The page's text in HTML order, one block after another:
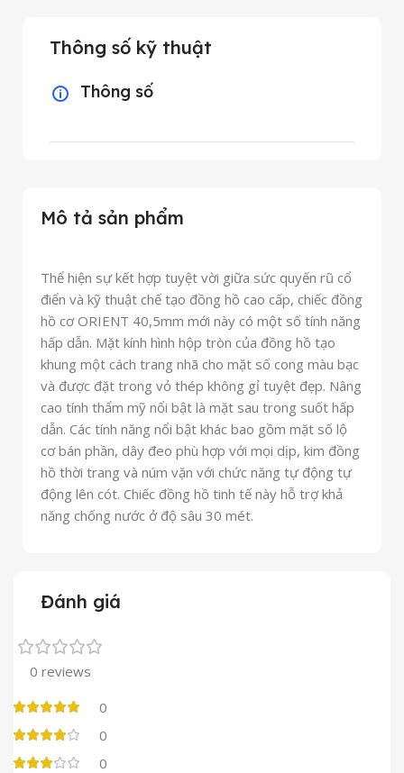
Mô tả sản phẩm
Thể hiện sự kết hợp tuyệt vời giữa sức quyến rũ cổ
điển và kỹ thuật chế tạo đồng hồ cao cấp, chiếc đồng
hồ cơ ORIENT 40,5mm mới này có một số tính năng
hấp dẫn. Mặt kính hình hộp tròn của đồng hồ tạo
khung một cách trang nhã cho mặt số cong màu bạc
và được đặt trong vỏ thép không gỉ tuyệt đẹp. Nâng
cao tính thẩm mỹ nổi bật là mặt sau trong suốt hấp
dẫn. Các tính năng nổi bật khác bao gồm mặt số lộ
cơ bán phần, dây đeo phù hợp với mọi dịp, kim đồng
hồ thời trang và núm vặn với chức năng tự động tự
động lên cót. Chiếc đồng hồ tinh tế này hỗ trợ khả
năng chống nước ở độ sâu 30 mét.
Thông số kỹ thuật
Thông số
Đánh giá
0 reviews
0
0
0